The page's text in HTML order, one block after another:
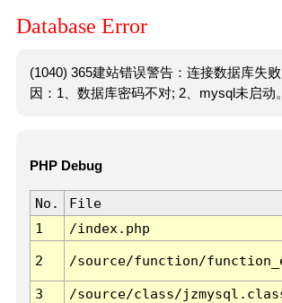
Database Error
(1040) 365建站错误警告：连接数据库失
因：1、数据库密码不对; 2、mysql未启动。
PHP Debug
No. File
1
/index.php
2 /source/function/
3 /source/class/